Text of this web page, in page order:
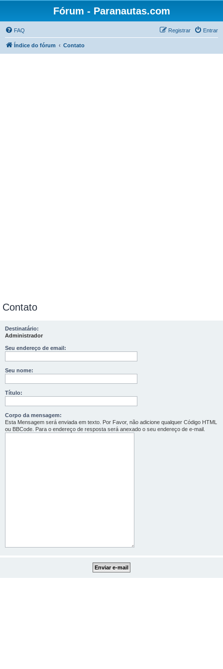
Fórum - Paranautas.com
FAQ Entrar
Registrar
Índice do fórum Contato
Contato
Destinatário:
Administrador
Seu endereço de email:
Seu nome:
Título:
Corpo da mensagem:
Esta Mensagem será enviada em texto. Por Favor, não adicione qualquer Código HTML
ou BBCode. Para o endereço de resposta será anexado o seu endereço de e-mail.